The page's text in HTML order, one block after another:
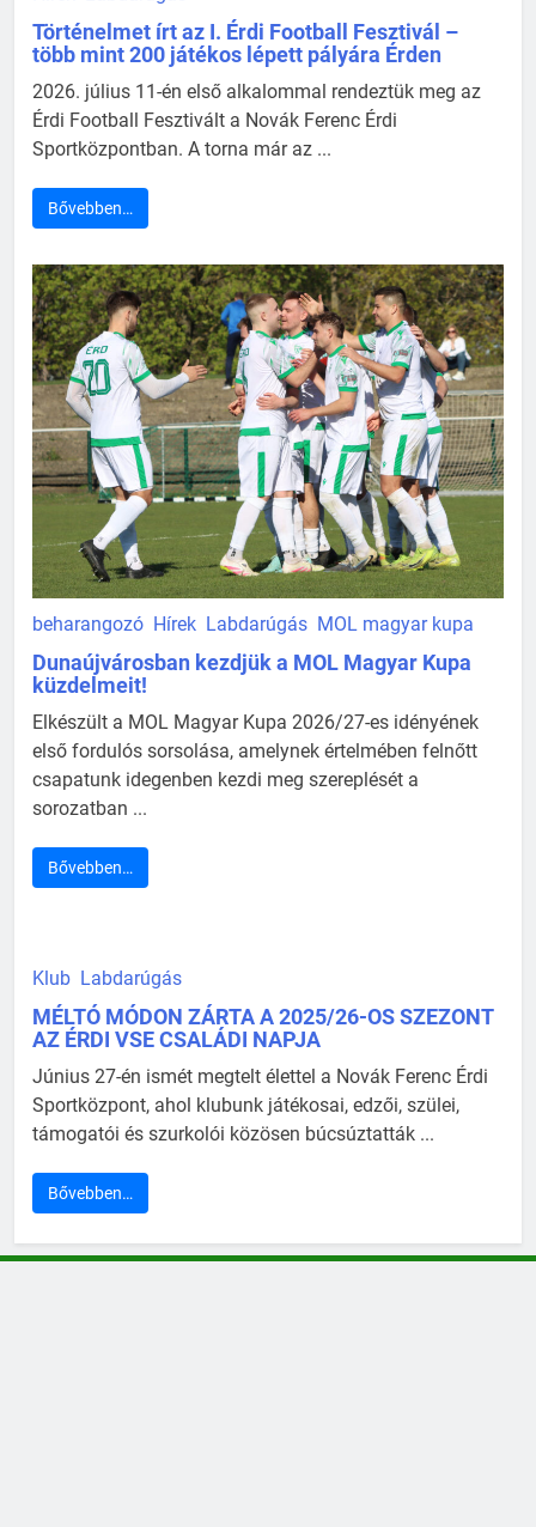
Történelmet írt az I. Érdi Football Fesztivál –
több mint 200 játékos lépett pályára Érden
2026. július 11-én első alkalommal rendeztük meg az
Érdi Football Fesztivált a Novák Ferenc Érdi
Sportközpontban. A torna már az ...
Bővebben…
beharangozó Hírek Labdarúgás MOL magyar kupa
Dunaújvárosban kezdjük a MOL Magyar Kupa
küzdelmeit!
Elkészült a MOL Magyar Kupa 2026/27-es idényének
első fordulós sorsolása, amelynek értelmében felnőtt
csapatunk idegenben kezdi meg szereplését a
sorozatban ...
Bővebben…
Klub Labdarúgás
MÉLTÓ MÓDON ZÁRTA A 2025/26-OS SZEZONT
AZ ÉRDI VSE CSALÁDI NAPJA
Június 27-én ismét megtelt élettel a Novák Ferenc Érdi
Sportközpont, ahol klubunk játékosai, edzői, szülei,
támogatói és szurkolói közösen búcsúztatták ...
Bővebben…